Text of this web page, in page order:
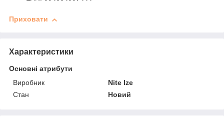
Приховати
Характеристики
Основні атрибути
Виробник
Nite Ize
Стан
Новий